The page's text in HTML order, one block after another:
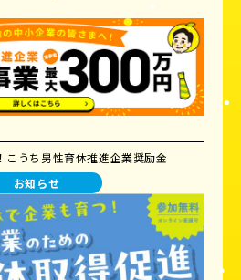
こうち男性育休推進企業奨励金
お知らせ